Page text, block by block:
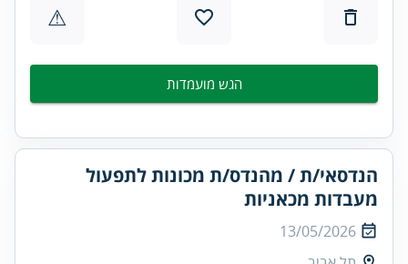
⚠
הגש מועמדות
הנדסאי/ת / מהנדס/ת מכונות לתפעול
מעבדות מכאניות
13/05/2026